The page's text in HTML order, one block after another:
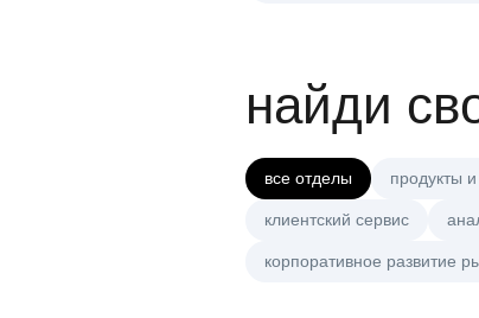
найди
все отделы продукты
клиентский сервис
корпоративное развитие